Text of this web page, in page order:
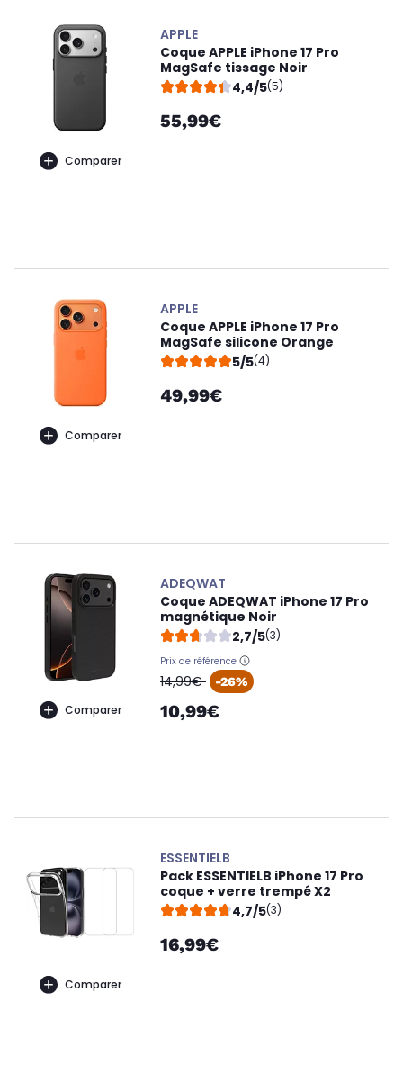
Comparer
APPLE
Coque APPLE iPhone 17 Pro
MagSafe tissage Noir
4,4/5(5)
55,99€
Comparer
APPLE
Coque APPLE iPhone 17 Pro
MagSafe silicone Orange
5/5(4)
49,99€
Comparer
ADEQWAT
Coque ADEQWAT iPhone 17 Pro
magnétique Noir
2,7/5(3)
Prix de référence
oldPrice
14,99€ -26%
10,99€
Comparer
ESSENTIELB
Pack ESSENTIELB iPhone 17 Pro
coque + verre trempé X2
4,7/5(3)
16,99€